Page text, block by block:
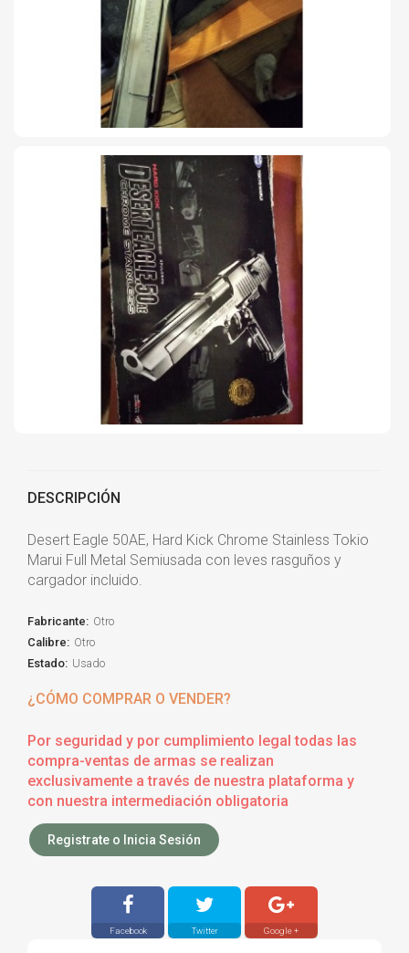
DESCRIPCIÓN
Desert Eagle 50AE, Hard Kick Chrome Stainless Tokio
Marui Full Metal Semiusada con leves rasguños y
cargador incluido.
Fabricante: Otro
Calibre: Otro
Estado: Usado
¿CÓMO COMPRAR O VENDER?
Por seguridad y por cumplimiento legal todas las
compra-ventas de armas se realizan
exclusivamente a través de nuestra plataforma y
con nuestra intermediación obligatoria
Registrate o Inicia Sesión
Facebook Twitter Google +